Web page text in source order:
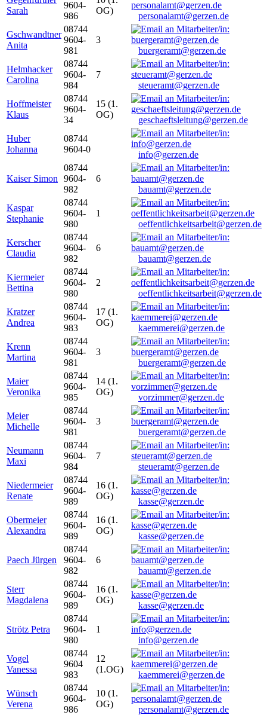
Sarah
9604-
986
OG)
personalamt@gerzen.de
Gschwandtner
Anita
08744
9604-
981
3
buergeramt@gerzen.de
Helmhacker
Carolina
08744
9604-
984
7
steueramt@gerzen.de
Hoffmeister
Klaus
08744
9604-
34
15 (1.
OG)
geschaeftsleitung@gerzen.de
Huber
Johanna
08744
9604-0
info@gerzen.de
Kaiser Simon
08744
9604-
982
6
bauamt@gerzen.de
Kaspar
Stephanie
08744
9604-
980
1
oeffentlichkeitsarbeit@gerzen.de
Kerscher
Claudia
08744
9604-
982
6
bauamt@gerzen.de
Kiermeier
Bettina
08744
9604-
980
2
oeffentlichkeitsarbeit@gerzen.de
Kratzer
Andrea
08744
9604-
983
17 (1.
OG)
kaemmerei@gerzen.de
Krenn
Martina
08744
9604-
981
3
buergeramt@gerzen.de
Maier
Veronika
08744
9604-
985
14 (1.
OG)
vorzimmer@gerzen.de
Meier
Michelle
08744
9604-
981
3
buergeramt@gerzen.de
Neumann
Maxi
08744
9604-
984
7
steueramt@gerzen.de
Niedermeier
Renate
08744
9604-
989
16 (1.
OG)
kasse@gerzen.de
Obermeier
Alexandra
08744
9604-
989
16 (1.
OG)
kasse@gerzen.de
Paech Jürgen
08744
9604-
982
6
bauamt@gerzen.de
Sterr
Magdalena
08744
9604-
989
16 (1.
OG)
kasse@gerzen.de
Strötz Petra
08744
9604-
980
1
info@gerzen.de
Vogel
Vanessa
08744
9604
983
12
(1.OG)
kaemmerei@gerzen.de
Wünsch
Verena
08744
9604-
986
10 (1.
OG)
personalamt@gerzen.de